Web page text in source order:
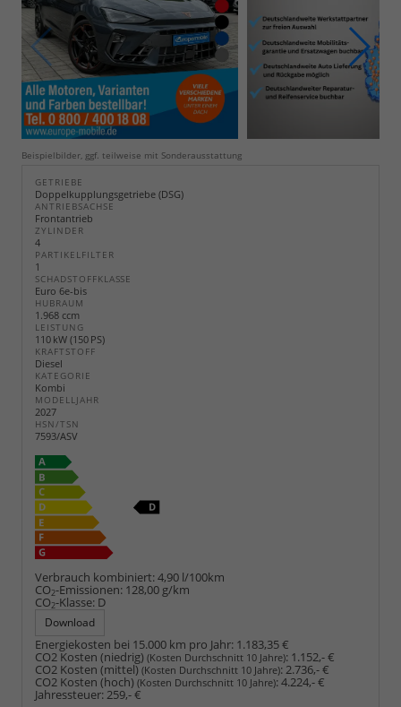
Beispielbilder, ggf. teilweise mit Sonderausstattung
GETRIEBE
Doppelkupplungsgetriebe (DSG)
ANTRIEBSACHSE
Frontantrieb
ZYLINDER
4
PARTIKELFILTER
1
SCHADSTOFFKLASSE
Euro 6e-bis
HUBRAUM
1.968 ccm
LEISTUNG
110 kW (150 PS)
KRAFTSTOFF
Diesel
KATEGORIE
Kombi
MODELLJAHR
2027
HSN/TSN
7593/ASV
Verbrauch kombiniert:4,90 l/100km
CO2-Emissionen: 128,00 g/km
CO2-Klasse: D
Download
Energiekosten bei 15.000 km pro Jahr: 1.183,35 €
CO2 Kosten (niedrig) (Kosten Durchschnitt 10 Jahre): 1.152,- €
CO2 Kosten (mittel) (Kosten Durchschnitt 10 Jahre):2.736,- €
CO2 Kosten (hoch) (Kosten Durchschnitt 10 Jahre):4.224,- €
Jahressteuer:259,- €